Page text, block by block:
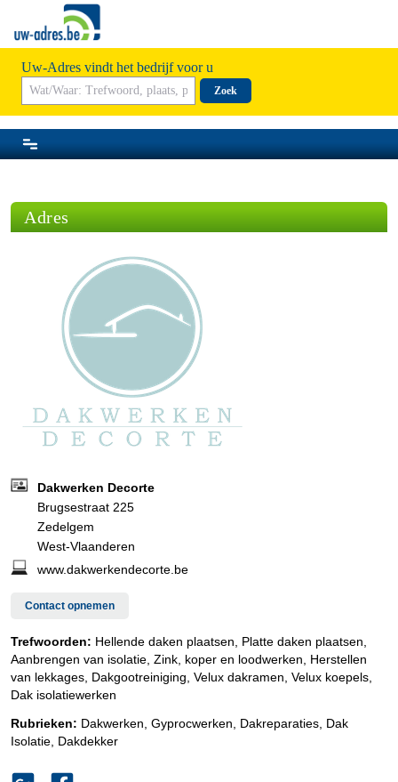
Uw-Adres vindt het bedrijf voor u
Zoek
Adres
Dakwerken Decorte
Brugsestraat 225
Zedelgem
West-Vlaanderen
www.dakwerkendecorte.be
Contact opnemen
Trefwoorden: Hellende daken plaatsen, Platte daken plaatsen,
Aanbrengen van isolatie, Zink, koper en loodwerken, Herstellen
van lekkages, Dakgootreiniging, Velux dakramen, Velux koepels,
Dak isolatiewerken
Rubrieken: Dakwerken Gyprocwerken Dakreparaties Dak
Isolatie Dakdekker